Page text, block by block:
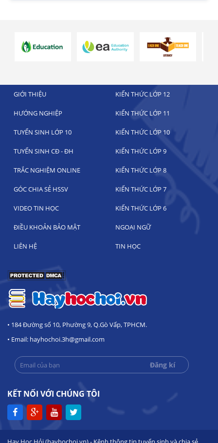
GIỚI THIỆU KIẾN THỨC LỚP 12
HƯỚNG NGHIỆP KIẾN THỨC LỚP 11
TUYỂN SINH LỚP 10 KIẾN THỨC LỚP 10
TUYỂN SINH CĐ - ĐH KIẾN THỨC LỚP 9
TRẮC NGHIỆM ONLINE KIẾN THỨC LỚP 8
GÓC CHIA SẺ HSSV KIẾN THỨC LỚP 7
VIDEO TIN HỌC KIẾN THỨC LỚP 6
ĐIỀU KHOẢN BẢO MẬT NGOẠI NGỮ
LIÊN HỆ TIN HỌC
• 184 Đường số 10, Phường 9, Q.Gò Vấp, TPHCM.
• Email: hayhochoi.3h@gmail.com
KẾT NỐI VỚI CHÚNG TÔI